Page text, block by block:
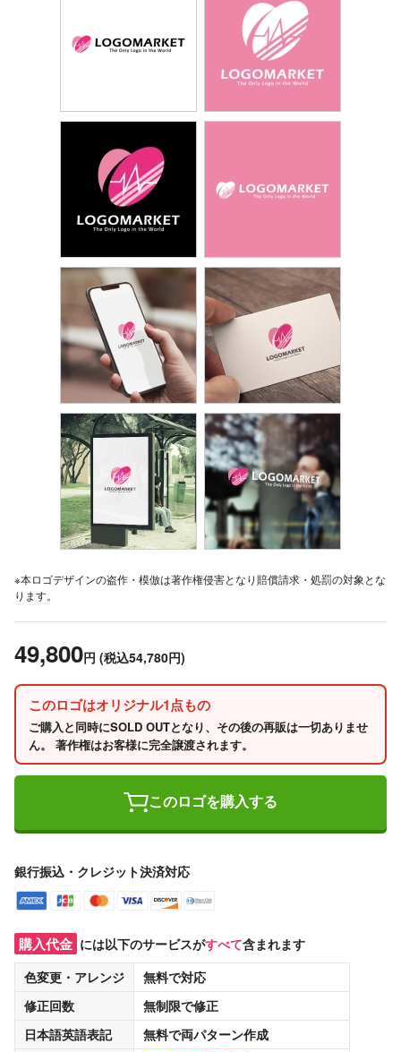
※本ロゴデザインの盗作・模倣は著作権侵害となり賠償請求・処罰の対象とな
ります。
49,800円 (税込54,780円)
このロゴはオリジナル1点もの
ご購入と同時にSOLD OUTとなり、その後の再販は一切ありませ
ん。 著作権はお客様に完全譲渡されます。
このロゴを購入する
銀行振込・クレジット決済対応
購入代金 には以下のサービスがすべて含まれます
色変更・アレンジ
無料で対応
修正回数
無制限で修正
日本語英語表記
無料で両パターン作成